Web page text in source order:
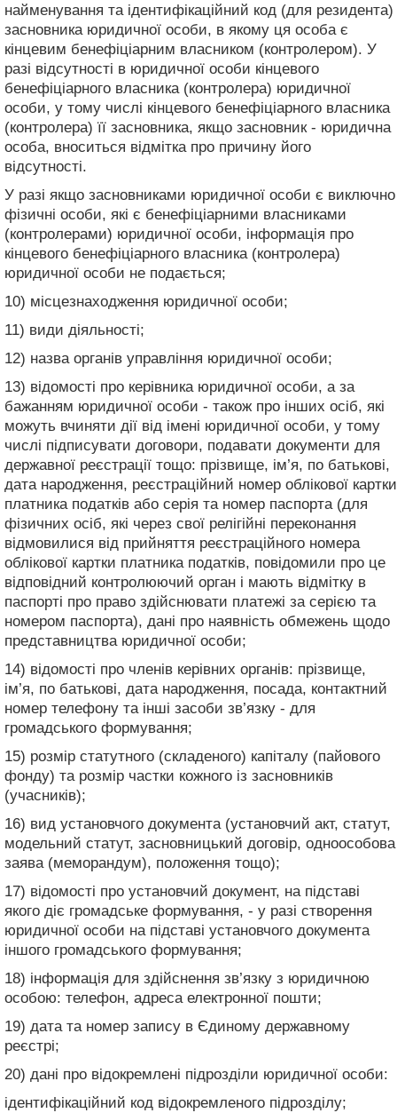
найменування та ідентифікаційний код (для резидента)
засновника юридичної особи, в якому ця особа є
кінцевим бенефіціарним власником (контролером). У
разі відсутності в юридичної особи кінцевого
бенефіціарного власника (контролера) юридичної
особи, у тому числі кінцевого бенефіціарного власника
(контролера) її засновника, якщо засновник - юридична
особа, вноситься відмітка про причину його
відсутності.
У разі якщо засновниками юридичної особи є виключно
фізичні особи, які є бенефіціарними власниками
(контролерами) юридичної особи, інформація про
кінцевого бенефіціарного власника (контролера)
юридичної особи не подається;
10) місцезнаходження юридичної особи;
11) види діяльності;
12) назва органів управління юридичної особи;
13) відомості про керівника юридичної особи, а за
бажанням юридичної особи - також про інших осіб, які
можуть вчиняти дії від імені юридичної особи, у тому
числі підписувати договори, подавати документи для
державної реєстрації тощо: прізвище, ім’я, по батькові,
дата народження, реєстраційний номер облікової картки
платника податків або серія та номер паспорта (для
фізичних осіб, які через свої релігійні переконання
відмовилися від прийняття реєстраційного номера
облікової картки платника податків, повідомили про це
відповідний контролюючий орган і мають відмітку в
паспорті про право здійснювати платежі за серією та
номером паспорта), дані про наявність обмежень щодо
представництва юридичної особи;
14) відомості про членів керівних органів: прізвище,
ім’я, по батькові, дата народження, посада, контактний
номер телефону та інші засоби зв’язку - для
громадського формування;
15) розмір статутного (складеного) капіталу (пайового
фонду) та розмір частки кожного із засновників
(учасників);
16) вид установчого документа (установчий акт, статут,
модельний статут, засновницький договір, одноособова
заява (меморандум), положення тощо);
17) відомості про установчий документ, на підставі
якого діє громадське формування, - у разі створення
юридичної особи на підставі установчого документа
іншого громадського формування;
18) інформація для здійснення зв’язку з юридичною
особою: телефон, адреса електронної пошти;
19) дата та номер запису в Єдиному державному
реєстрі;
20) дані про відокремлені підрозділи юридичної особи:
ідентифікаційний код відокремленого підрозділу;